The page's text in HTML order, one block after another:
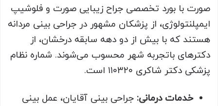
صورت با بورد تخصصی جراح زیبایی صورت و فلوشیپ
ایمپلنتولوژی، از پزشکان مشهور در جراحی بینی مردانه
هستند که با بیش از دو دهه سابقه درخشان، از
دکترهای باتجربه شهر محسوب می‌شوند. شماره نظام
پزشکی دکتر شاکری ۱۱۰۳۲۰ است.
خدمات درمانی: جراحی بینی آقایان، عمل بینی